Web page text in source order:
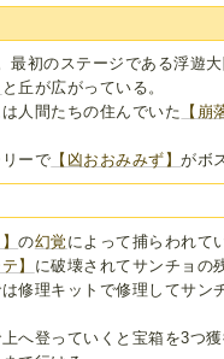
最初のステージである浮遊大
と丘が広がっている。
人間たちの住んでいた 【崩
ーで 【凶おおみみず】がボ
】の幻覚 によって捕らわれて
】 に破壊されてサンチョの
修理キットで修理してサン
へ登っていくと宝箱を3つ獲